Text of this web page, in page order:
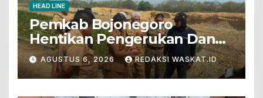
HEAD LINE
Pemkab Bojonegoro
Hentikan Pengerukan Dan
Penjualan Tanah Dari Lahan
Pertanian
AGUSTUS 6, 2026 REDAKSI WASKAT.ID